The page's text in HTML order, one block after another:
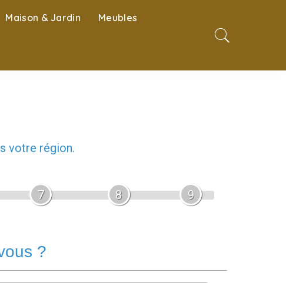
Maison & Jardin Meubles
votre région.
7 8 9
?